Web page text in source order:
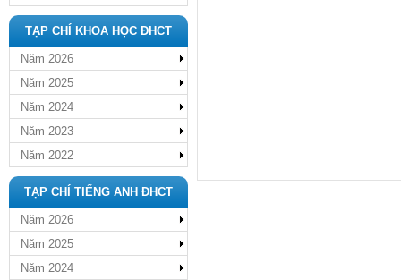
TẠP CHÍ KHOA HỌC ĐHCT
Năm 2026
Năm 2025
Năm 2024
Năm 2023
Năm 2022
TẠP CHÍ TIẾNG ANH ĐHCT
Năm 2026
Năm 2025
Năm 2024